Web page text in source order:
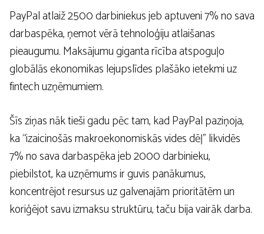
PayPal atlaiž 2500 darbiniekus jeb aptuveni 7% no sava
darbaspēka, ņemot vērā tehnoloģiju atlaišanas
pieaugumu. Maksājumu giganta rīcība atspoguļo
globālās ekonomikas lejupslīdes plašāko ietekmi uz
fintech uzņēmumiem.
Šīs ziņas nāk tieši gadu pēc tam, kad PayPal paziņoja,
ka “izaicinošās makroekonomiskās vides dēļ” likvidēs
7% no sava darbaspēka jeb 2000 darbinieku,
piebilstot, ka uzņēmums ir guvis panākumus,
koncentrējot resursus uz galvenajām prioritātēm un
koriģējot savu izmaksu struktūru, taču bija vairāk darba.